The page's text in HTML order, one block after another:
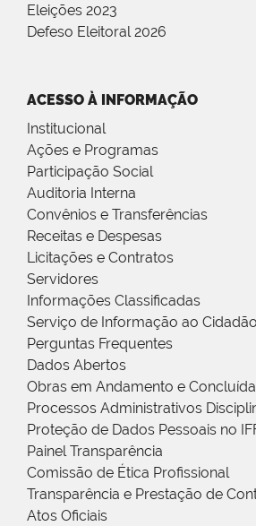
Eleições 2023
Defeso Eleitoral 2026
ACESSO À INFORMAÇÃO
Institucional
Ações e Programas
Participação Social
Auditoria Interna
Convênios e Transferências
Receitas e Despesas
Licitações e Contratos
Servidores
Informações Classificadas
Serviço de Informação ao
Perguntas Frequentes
Dados Abertos
Obras em Andamento e
Processos Administrativos
Proteção de Dados Pessoais no
Painel Transparência
Comissão de Ética Profissional
Transparência e Prestação de
Atos Oficiais